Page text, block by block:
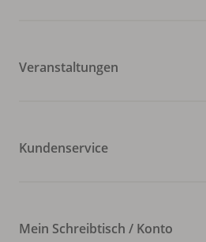
Veranstaltungen
Kundenservice
Mein Schreibtisch / Konto